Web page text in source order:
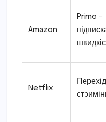
Amazon
Prime –
Netflix